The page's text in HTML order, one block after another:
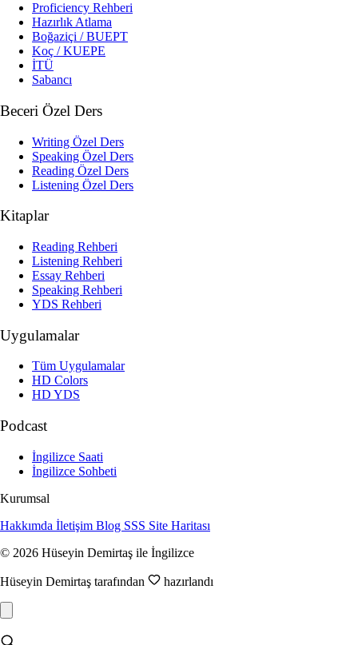
Proficiency Rehberi
Hazırlık Atlama
Boğaziçi / BUEPT
Koç / KUEPE
İTÜ
Sabancı
Beceri Özel Ders
Writing Özel Ders
Speaking Özel Ders
Reading Özel Ders
Listening Özel Ders
Kitaplar
Reading Rehberi
Listening Rehberi
Essay Rehberi
Speaking Rehberi
YDS Rehberi
Uygulamalar
Tüm Uygulamalar
HD Colors
HD YDS
Podcast
İngilizce Saati
İngilizce Sohbeti
Kurumsal
Hakkımda İletişim Blog SSS Site Haritası
© 2026 Hüseyin Demirtaş ile İngilizce
Hüseyin Demirtaş tarafından hazırlandı